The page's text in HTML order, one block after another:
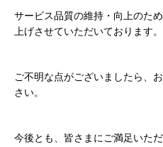
サービス品質の維持・向上のた
上げさせていただいております。
ご不明な点がございましたら、
さい。
今後とも、皆さまにご満足いた